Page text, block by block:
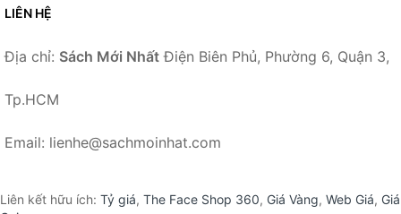
LIÊN HỆ
Địa chỉ: Sách Mới Nhất Điện Biên Phủ, Phường 6, Quận 3,
Tp.HCM
Email: lienhe@sachmoinhat.com
Liên kết hữu ích: Tỷ giá, The Face Shop 360, Giá Vàng, Web Giá, Giá